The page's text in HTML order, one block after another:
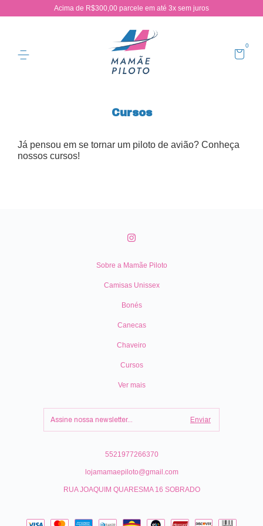
Acima de R$300,00 parcele em até 3x sem juros
0
Cursos
Já pensou em se tornar um piloto de avião? Conheça
nossos cursos!
Sobre a Mamãe Piloto
Camisas Unissex
Bonés
Canecas
Chaveiro
Cursos
Ver mais
5521977266370
lojamamaepiloto@gmail.com
RUA JOAQUIM QUARESMA 16 SOBRADO